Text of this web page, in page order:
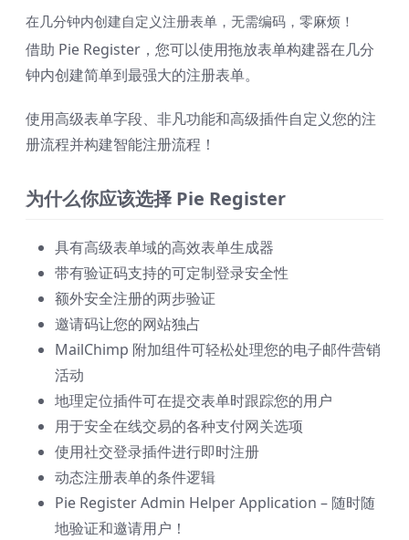
❅
在几分钟内创建自定义注册表单，无需编码，零麻烦！
借助 Pie Register，您可以使用拖放表单构建器在几分
钟内创建简单到最强大的注册表单。
使用高级表单字段、非凡功能和高级插件自定义您的注
册流程并构建智能注册流程！
为什么你应该选择 Pie Register
具有高级表单域的高效表单生成器
带有验证码支持的可定制登录安全性
额外安全注册的两步验证
邀请码让您的网站独占
MailChimp 附加组件可轻松处理您的电子邮件营销
活动
地理定位插件可在提交表单时跟踪您的用户
用于安全在线交易的各种支付网关选项
使用社交登录插件进行即时注册
动态注册表单的条件逻辑
Pie Register Admin Helper Application – 随时随
地验证和邀请用户！